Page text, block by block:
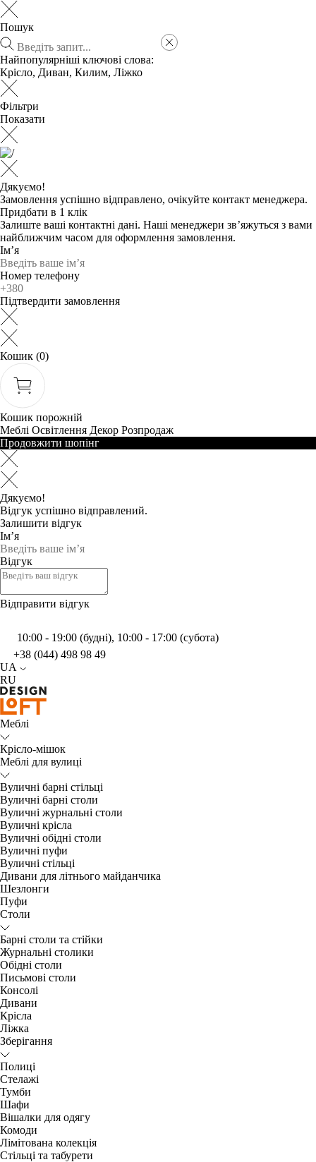
Пошук
Найпопулярніші ключові слова:
Крісло, Диван, Килим, Ліжко
Фільтри
Показати
Дякуємо!
Замовлення успішно відправлено, очікуйте контакт менеджера.
Придбати в 1 клік
Залиште ваші контактні дані. Наші менеджери зв’яжуться з вами
найближчим часом для оформлення замовлення.
Ім’я
Номер телефону
Підтвердити замовлення
Кошик (0)
Кошик порожній
Меблі Освітлення Декор Розпродаж
Продовжити шопінг
Дякуємо!
Відгук успішно відправлений.
Залишити відгук
Ім’я
Відгук
Відправити відгук
10:00 - 19:00 (будні), 10:00 - 17:00 (субота)
+38 (044) 498 98 49
UA
RU
Меблі
Крісло-мішок
Меблі для вулиці
Вуличні барні стільці
Вуличні барні столи
Вуличні журнальні столи
Вуличні крісла
Вуличні обідні столи
Вуличні пуфи
Вуличні стільці
Дивани для літнього майданчика
Шезлонги
Пуфи
Столи
Барні столи та стійки
Журнальні столики
Обідні столи
Письмові столи
Консолі
Дивани
Крісла
Ліжка
Зберігання
Полиці
Стелажі
Тумби
Шафи
Вішалки для одягу
Комоди
Лімітована колекція
Стільці та табурети